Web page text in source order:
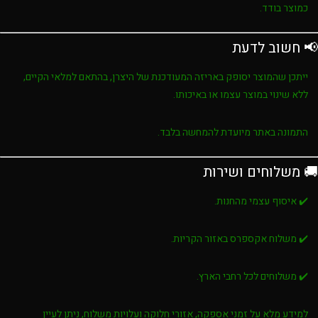
כמוצר בודד.
📢 חשוב לדעת
ייתכן שהמוצר יסופק באריזה המעודכנת של היצרן, בהתאם למלאי הקיים,
ללא שינוי במוצר עצמו או באיכותו.
התמונה באתר מיועדת להמחשה בלבד.
🚚 משלוחים ושירות
✔️ איסוף עצמי מהחנות.
✔️ משלוח אקספרס באזור הקריות.
✔️ משלוחים לכל רחבי הארץ.
למידע מלא על זמני אספקה, אזורי חלוקה ועלויות משלוח, ניתן לעיין